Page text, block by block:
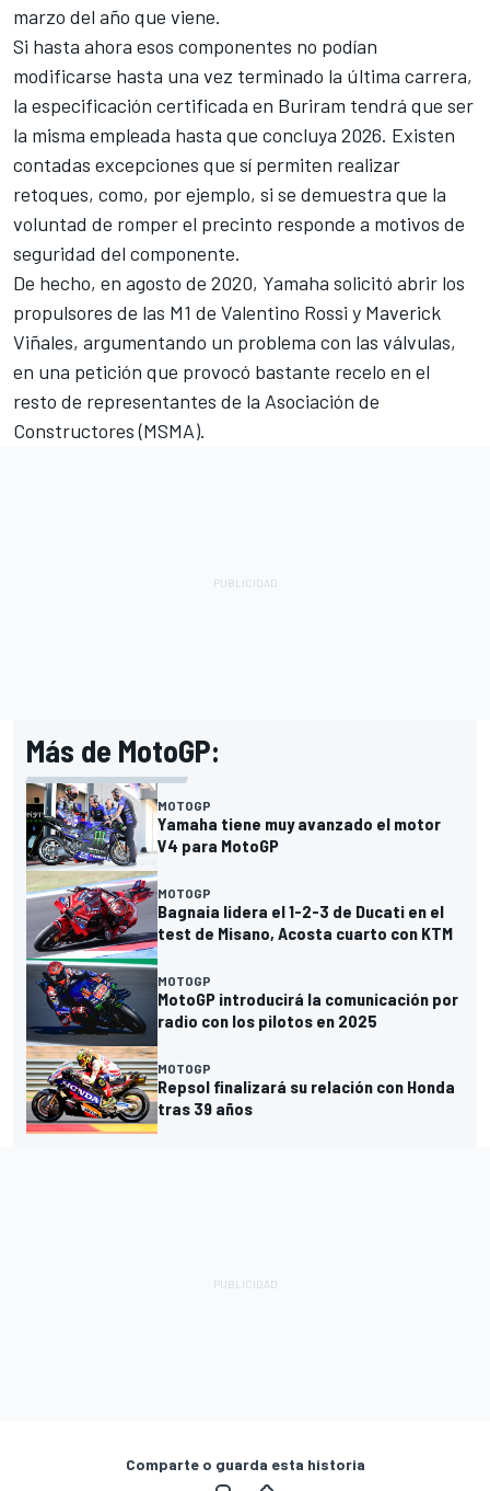
marzo del año que viene.
Si hasta ahora esos componentes no podían
modificarse hasta una vez terminado la última carrera,
la especificación certificada en Buriram tendrá que ser
la misma empleada hasta que concluya 2026. Existen
contadas excepciones que sí permiten realizar
retoques, como, por ejemplo, si se demuestra que la
voluntad de romper el precinto responde a motivos de
seguridad del componente.
De hecho, en agosto de 2020, Yamaha solicitó abrir los
propulsores de las M1 de Valentino Rossi y Maverick
Viñales, argumentando un problema con las válvulas,
en una petición que provocó bastante recelo en el
resto de representantes de la Asociación de
Constructores (MSMA).
Más de MotoGP:
MOTOGP
Yamaha tiene muy avanzado el motor
V4 para MotoGP
MOTOGP
Bagnaia lidera el 1-2-3 de Ducati en el
test de Misano, Acosta cuarto con KTM
MOTOGP
MotoGP introducirá la comunicación por
radio con los pilotos en 2025
MOTOGP
Repsol finalizará su relación con Honda
tras 39 años
Comparte o guarda esta historia